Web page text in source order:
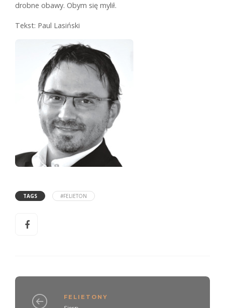
drobne obawy. Obym się mylił.
Tekst: Paul Lasiński
TAGS #FELIETON
FELIETONY